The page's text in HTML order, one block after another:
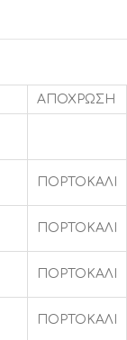
ΑΠΟΧΡΩΣΗ
ΠΟΡΤΟΚΑΛΙ
ΠΟΡΤΟΚΑΛΙ
ΠΟΡΤΟΚΑΛΙ
ΠΟΡΤΟΚΑΛΙ